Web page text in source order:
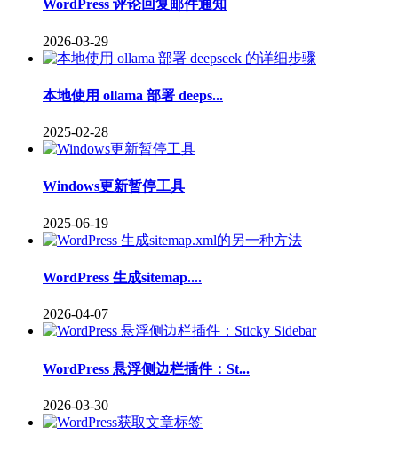
WordPress 评论回复邮件通知
2026-03-29
本地使用 ollama 部署 deeps...
2025-02-28
Windows更新暂停工具
2025-06-19
WordPress 生成sitemap....
2026-04-07
WordPress 悬浮侧边栏插件：St...
2026-03-30